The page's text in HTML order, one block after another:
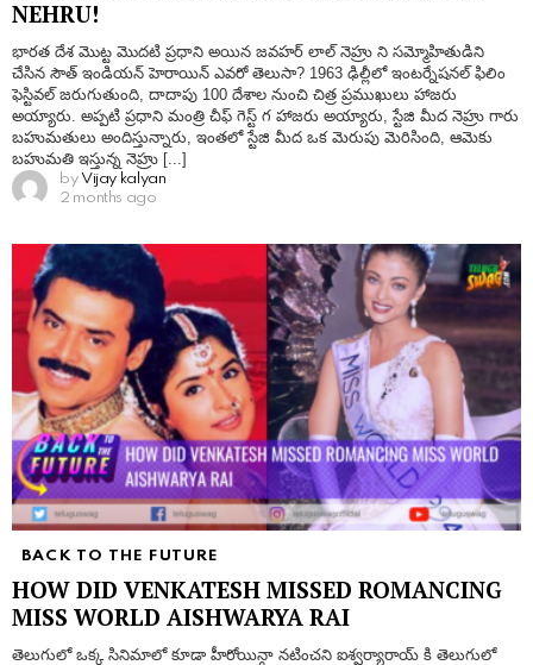
NEHRU!
భారత దేశ మొట్ట మొదటి ప్రధాని అయిన జవహర్ లాల్ నెహ్రు ని సమ్మోహితుడిని
చేసిన సౌత్ ఇండియన్ హెరాయిన్ ఎవరో తెలుసా? 1963 ఢిల్లీలో ఇంటర్నేషనల్ ఫిలిం
ఫెస్టివల్ జరుగుతుంది, దాదాపు 100 దేశాల నుంచి చిత్ర ప్రముఖులు హాజరు
అయ్యారు. అప్పటి ప్రధాని మంత్రి చీఫ్ గెస్ట్ గ హాజరు అయ్యారు, స్టేజి మీద నెహ్రు గారు
బహుమతులు అందిస్తున్నారు, ఇంతలో స్టేజి మీద ఒక మెరుపు మెరిసింది, ఆమెకు
బహుమతి ఇస్తున్న నెహ్రు [...]
by Vijay kalyan
2 months ago
BACK TO THE FUTURE
HOW DID VENKATESH MISSED ROMANCING
MISS WORLD AISHWARYA RAI
తెలుగులో ఒక్క సినిమాలో కూడా హీరోయిన్గా నటించని ఐశ్వర్యారాయ్ కి తెలుగులో